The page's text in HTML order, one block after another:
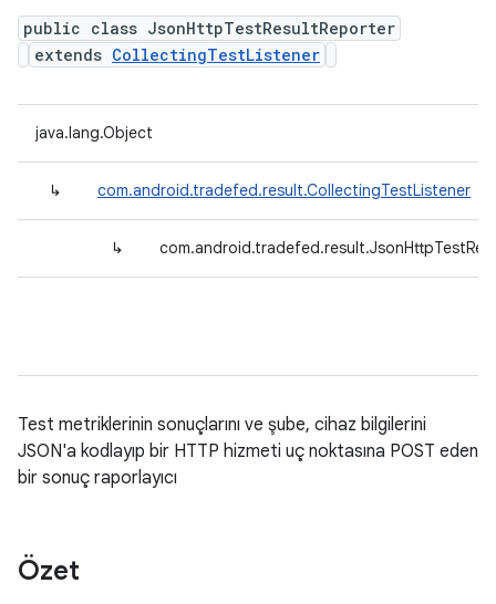
public class JsonHttpTestResultReporter
extends CollectingTestListener
java.lang.Object
↳ com.android.tradefed.result.CollectingTestListener
↳
Test metriklerinin sonuçlarını ve şube, cihaz bilgilerini
JSON'a kodlayıp bir HTTP hizmeti uç noktasına POST eden
bir sonuç raporlayıcı
Özet